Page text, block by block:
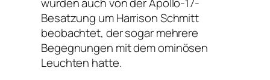
Besatzung um Harrison Schmitt
beobachtet, der sogar mehrere
Begegnungen mit dem ominösen
Leuchten hatte.